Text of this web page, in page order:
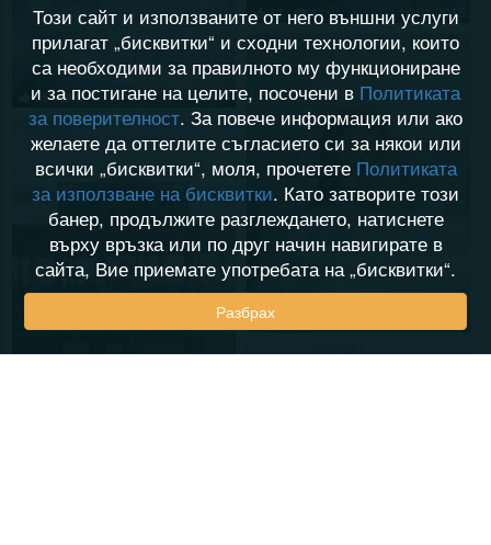
47 1 14.01.2015
55 8 04.12.2014
47
Този сайт и използваните от него външни услуги
прилагат „бисквитки“ и сходни технологии, които
са необходими за правилното му функциониране
и за постигане на целите, посочени в Политиката
за поверителност. За повече информация или ако
желаете да оттеглите съгласието си за някои или
всички „бисквитки“, моля, прочетете Политиката
за използване на бисквитки. Като затворите този
банер, продължите разглеждането, натиснете
върху връзка или по друг начин навигирате в
сайта, Вие приемате употребата на „бисквитки“.
Разбрах